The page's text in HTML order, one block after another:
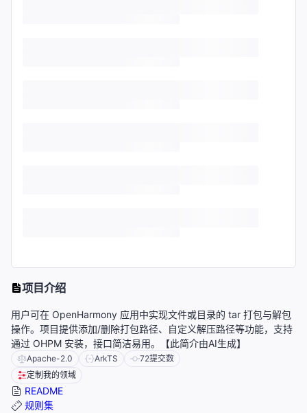
项目介绍
用户可在 OpenHarmony 应用中实现文件或目录的 tar 打包与解包
操作。项目提供添加/删除打包路径、自定义解压路径等功能，支持
通过 OHPM 安装，接口简洁易用。【此简介由AI生成】
Apache-2.0 ArkTS 72提交数
定制我的领域
README
规则集